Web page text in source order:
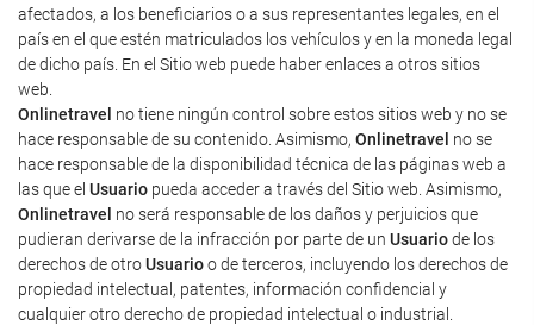
afectados, a los beneficiarios o a sus representantes legales, en el
país en el que estén matriculados los vehículos y en la moneda legal
de dicho país. En el Sitio web puede haber enlaces a otros sitios
web.
Onlinetravel no tiene ningún control sobre estos sitios web y no se
hace responsable de su contenido. Asimismo, Onlinetravel no se
hace responsable de la disponibilidad técnica de las páginas web a
las que el Usuario pueda acceder a través del Sitio web. Asimismo,
Onlinetravel no será responsable de los daños y perjuicios que
pudieran derivarse de la infracción por parte de un Usuariode los
derechos de otroUsuarioo de terceros, incluyendo los derechos de
propiedad intelectual, patentes, información confidencial y
cualquier otro derecho de propiedad intelectual o industrial.